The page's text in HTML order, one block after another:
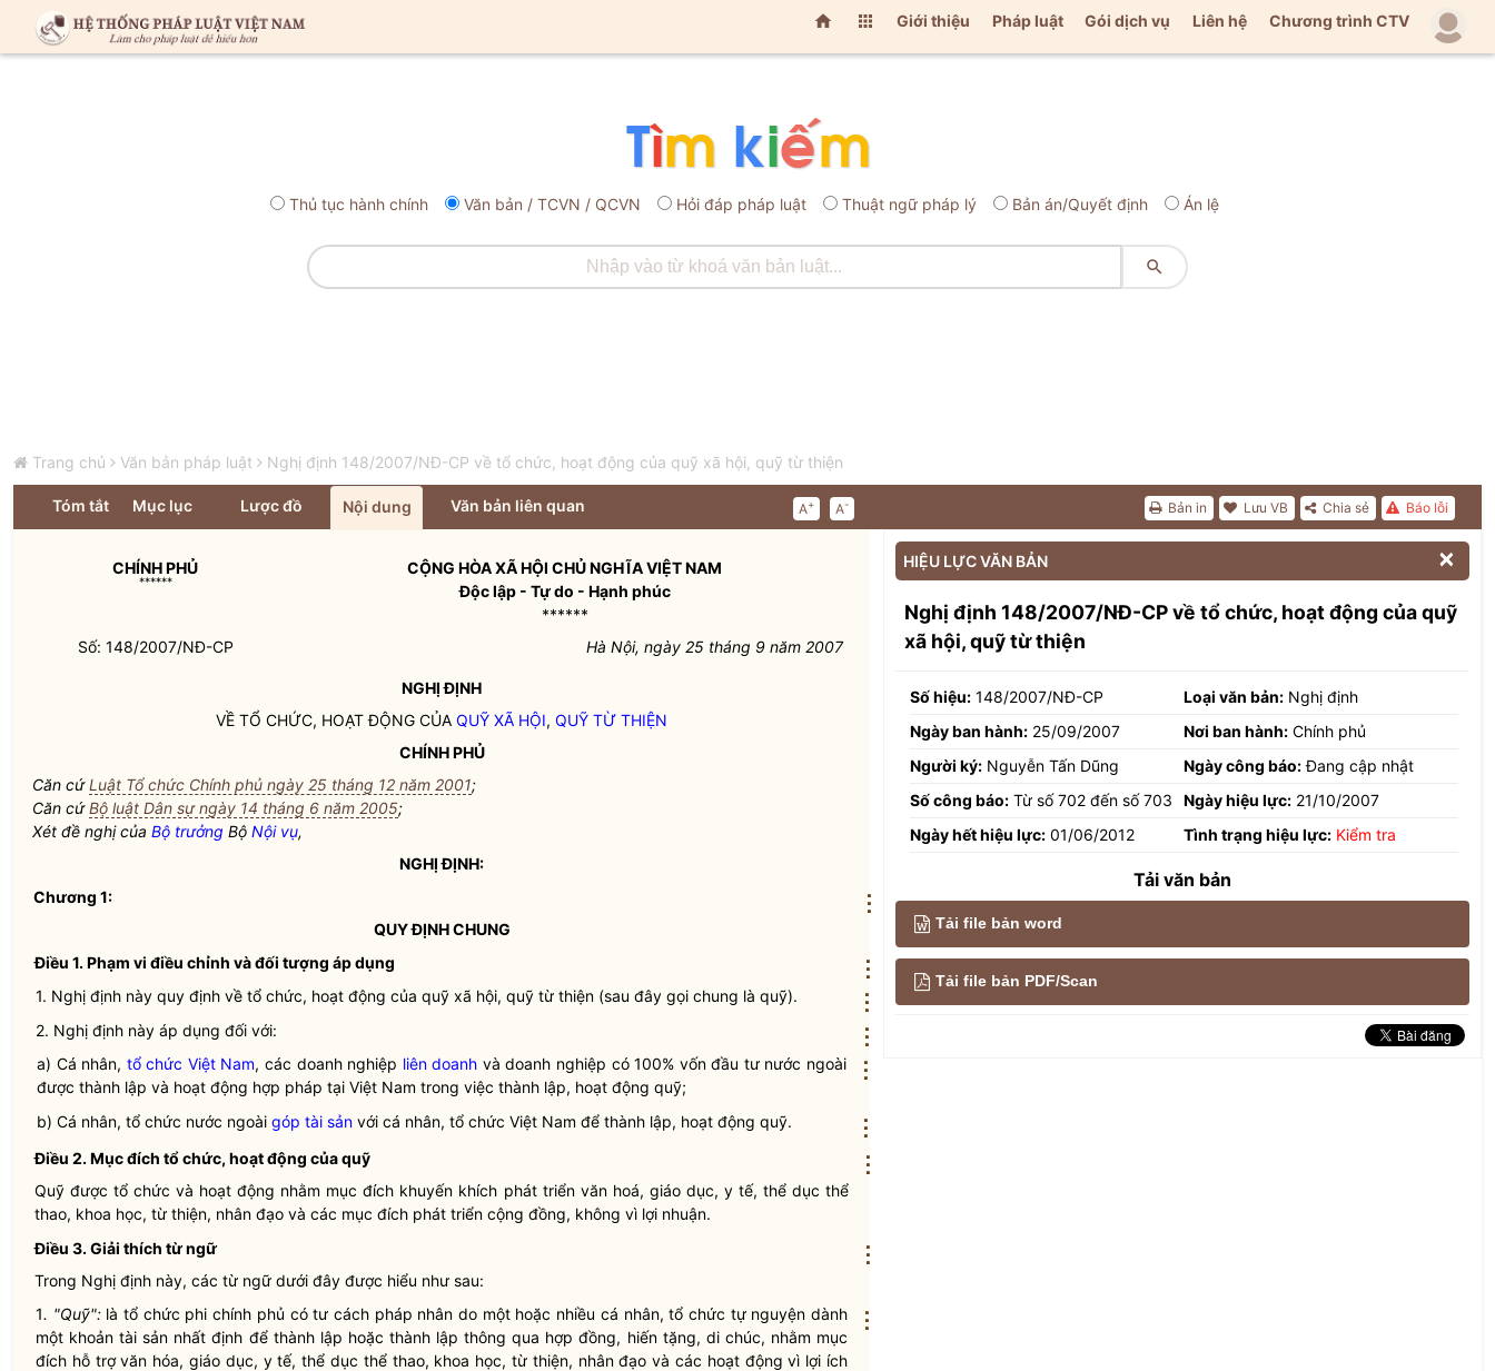
  Giới thiệu Pháp luật Gói dịch vụ Liên hệ Chương trình CTV
Thủ tục hành chính Văn bản / TCVN / QCVN Hỏi đáp pháp luật Thuật ngữ pháp lý Bản án/Quyết định Án lệ

Trang chủ Văn bản pháp luật Nghị định 148/2007/NĐ-CP về tổ chức, hoạt động của quỹ xã hội, quỹ từ thiện
Tóm tắt Mục lục Lược đồ Nội dung Văn bản liên quan A+ A- Báo lỗi
Chia sẻ
Lưu VB
Bản in
CHÍNH PHỦ
******
CỘNG HÒA XÃ HỘI CHỦ NGHĨA VIỆTNAM
Độc lập - Tự do - Hạnh phúc
******
Số: 148/2007/NĐ-CP
Hà Nội, ngày 25 tháng 9 năm 2007
NGHỊ ĐỊNH
VỀ TỔ CHỨC, HOẠT ĐỘNG CỦA QUỸ XÃ HỘI, QUỸ TỪ THIỆN
CHÍNH PHỦ
Căn cứLuật Tổ chức Chính phủ ngày 25 tháng 12 năm 2001;
Căn cứBộ luật Dân sự ngày 14 tháng 6 năm 2005;
Xét đề nghị của Bộ trưởng Bộ Nội vụ,
NGHỊ ĐỊNH:
Chương 1:
QUY ĐỊNH CHUNG
Điều 1. Phạm vi điều chỉnh và đối tượng áp dụng
1. Nghị định này quy định về tổ chức, hoạt động của quỹ xã hội, quỹ từ thiện (sau đây gọi chung là quỹ).
2. Nghị định này áp dụng đối với:
a) Cá nhân, tổ chức Việt Nam, các doanh nghiệp liên doanh và doanh nghiệp có 100% vốn đầu tư nước ngoài
được thành lập và hoạt động hợp pháp tại Việt Nam trong việc thành lập, hoạt động quỹ;
b) Cá nhân, tổ chức nước ngoài góp tài sản với cá nhân, tổ chức Việt Nam để thành lập, hoạt động quỹ.
Điều 2. Mục đích tổ chức, hoạt động của quỹ
Quỹ được tổ chức và hoạt động nhằm mục đích khuyến khích phát triển văn hoá, giáo dục, y tế, thể dục thể
thao, khoa học, từ thiện, nhân đạo và các mục đích phát triển cộng đồng, không vì lợi nhuận.
Điều 3. Giải thích từ ngữ
Trong Nghị định này, các từ ngữ dưới đây được hiểu như sau:
1. "Quỹ": là tổ chức phi chính phủ có tư cách pháp nhân do một hoặc nhiều cá nhân, tổ chức tự nguyện dành
một khoản tài sản nhất định để thành lập hoặc thành lập thông qua hợp đồng, hiến tặng, di chúc, nhằm mục
đích hỗ trợ văn hóa, giáo dục, y tế, thể dục thể thao, khoa học, từ thiện, nhân đạo và các hoạt động vì lợi ích
HIỆU LỰC VĂN BẢN 
Nghị định 148/2007/NĐ-CP về tổ chức, hoạt động của quỹ
xã hội, quỹ từ thiện
Số hiệu: 148/2007/NĐ-CP Loại văn bản: Nghị định
Ngày ban hành: 25/09/2007 Nơi ban hành: Chính phủ
Người ký: Nguyễn Tấn Dũng Ngày công báo:Đang cập nhật
Số công báo: Từ số 702 đến số 703 Ngày hiệu lực: 21/10/2007
Ngày hết hiệu lực: 01/06/2012 Tình trạng hiệu lực: Kiểm tra
Tải văn bản
Tải file bản word
Tải file bản PDF/Scan
⋮
⋮
⋮
⋮
⋮
⋮
⋮
⋮
⋮